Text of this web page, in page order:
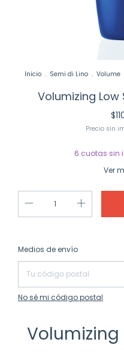
Inicio . Semi di Lino . Volume
Volumizing Low
Precio sin
6 cuotas sin
Ver
Entregas para el CP:
Medios de envío
No sé mi código postal